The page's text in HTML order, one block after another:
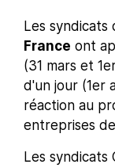
Les syndicats
France ont
(31 mars et
d'un jour (1er
réaction au
entreprises
Les syndicats